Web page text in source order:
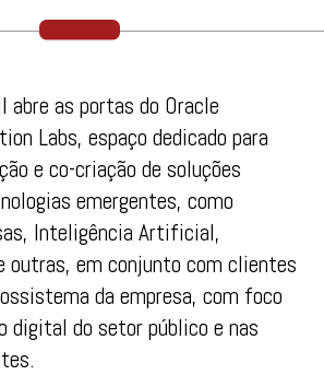
abre as portas do Oracle
Labs, espaço dedicado para
e co-criação de soluções
emergentes, como
Inteligência Artificial,
outras, em conjunto com clientes
da empresa, com foco
digital do setor público e nas